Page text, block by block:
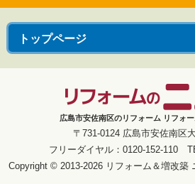
広島市安佐南区のリフォーム リフォ
〒731-0124 広島市安佐南区
フリーダイヤル：0120-152-110
Copyright © 2013-2026 リフォーム＆増改築